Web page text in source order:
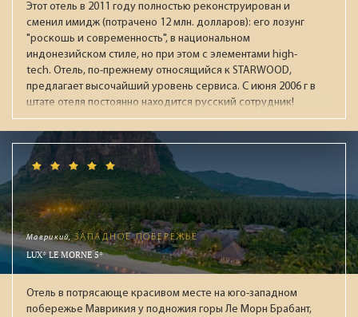
Этот отель в 2011 году полностью реконструирован и
сменил имидж (потрачено 12 млн. долларов): его лозунг
"роскошь и современность", в национальном
индонезийском стиле, но при этом с элементами high-
tech. Отель, по-прежнему относящийся к STARWOOD,
предлагает высочайший уровень сервиса. С июня 2006 г в
штате отеля постоянно находится русский сотрудник!
Маврикий,ЗАПАДНОЕ ПОБЕРЕЖЬЕ
LUX* LE MORNE 5*
Отель в потрясающе красивом месте на юго-западном
побережье Маврикия у подножия горы Ле Морн Брабант,